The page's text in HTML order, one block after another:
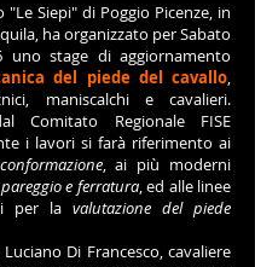
"Le Siepi" di Poggio Picenze, in
ha organizzato per Sabato
uno stage di aggiornamento
del piede del cavallo,
maniscalchi e cavalieri.
Comitato Regionale FISE
i lavori si farà riferimento ai
, ai più moderni
e ferratura, ed alle linee
per la valutazione del piede
Di Francesco, cavaliere